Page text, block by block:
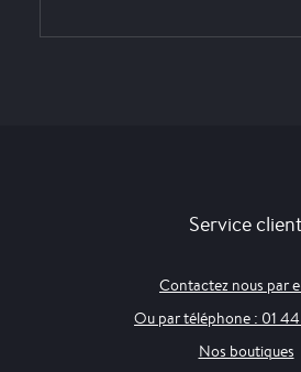
Service
Contactez nous par
Ou par téléphone : 01
Nos boutiques